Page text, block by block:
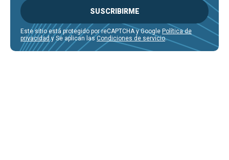
SUSCRIBIRME
Este sitio está protegido por reCAPTCHA y Google Política de
privacidad y Se aplican lasCondiciones de servicio.